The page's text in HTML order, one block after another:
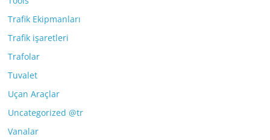
Trafik Ekipmanları
Trafik işaretleri
Trafolar
Tuvalet
Uçan Araçlar
Uncategorized @tr
Vanalar